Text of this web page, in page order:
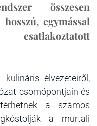
összesen
egymással
élvezeteiről,
csomópontjain és
a számos
a murtali